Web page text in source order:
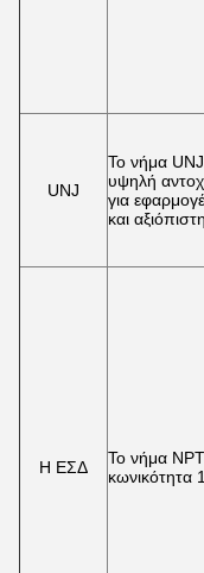
UNJ
Το νήμα UNJ
υψηλή
για
και
Η ΕΣΔ
Το νήμα NPT
κωνικότητα